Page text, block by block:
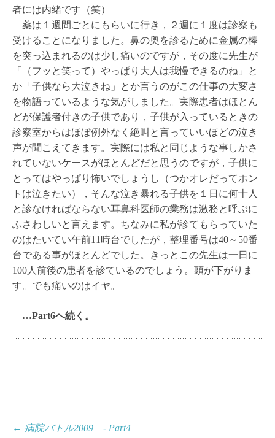
者には内緒です（笑）
薬は１週間ごとにもらいに行き，２週に１度は診察も
受けることになりました。鼻の奥を診るために金属の棒
を突っ込まれるのは少し痛いのですが，その度に先生が
「（フッと笑って）やっぱり大人は我慢できるのね」と
か「子供なら大泣きね」とか言うのがこの仕事の大変さ
を物語っているような気がしました。実際患者はほとん
どが保護者付きの子供であり，子供が入っているときの
診察室からはほぼ例外なく絶叫と言っていいほどの泣き
声が聞こえてきます。実際には私と同じような事しかさ
れていないケースがほとんどだと思うのですが，子供に
とってはやっぱり怖いでしょうし（つかオレだってホン
トは泣きたい），そんな泣き暴れる子供を１日に何十人
と診なければならない耳鼻科医師の業務は激務と呼ぶに
ふさわしいと言えます。ちなみに私が診てもらっていた
のはたいてい午前11時台でしたが，整理番号は40～50番
台である事がほとんどでした。きっとこの先生は一日に
100人前後の患者を診ているのでしょう。頭が下がりま
す。でも痛いのはイヤ。
…Part6へ続く。
投← 病院バトル2009 - Part4 –